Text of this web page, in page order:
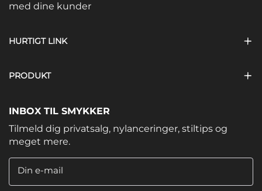
med dine kunder
HURTIGT LINK
PRODUKT
INBOX TIL SMYKKER
Tilmeld dig privatsalg, nylanceringer, stiltips og
meget mere.
Din e-mail